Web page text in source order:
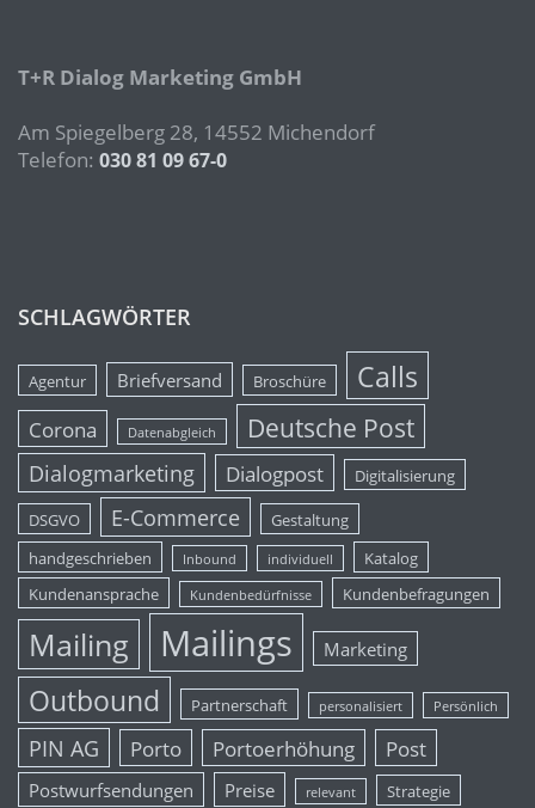
T+R Dialog Marketing GmbH
Am Spiegelberg 28, 14552 Michendorf
Telefon: 030 81 09 67-0
SCHLAGWÖRTER
Agentur Briefversand Broschüre Calls
Corona Datenabgleich Deutsche Post
Dialogmarketing Dialogpost Digitalisierung
DSGVO E-Commerce
Gestaltung
handgeschrieben
Inbound individuell
Katalog
Kundenansprache
Kundenbedürfnisse Kundenbefragungen
Mailing Mailings Marketing
Outbound Partnerschaft personalisiert Persönlich
PIN AG Porto Portoerhöhung Post
Postwurfsendungen Preise relevant Strategie